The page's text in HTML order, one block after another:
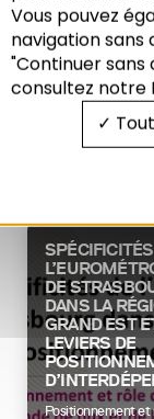
Recherche
Grand Est
11/2019
DE
DANS LA
GRAND EST
LEVIERS DE
Positionnement et
Vous pouvez
navigation sans
"Continuer sans
consultez notre